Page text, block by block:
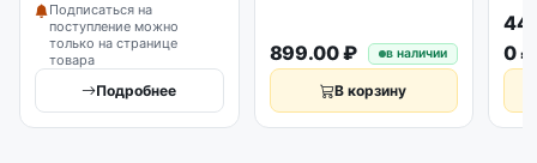
Подписаться на
поступление можно
только на странице
товара
Подробнее
899.00 ₽ в наличии
В корзину
0 ₽